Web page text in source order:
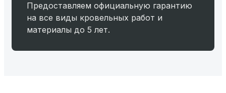
Предоставляем официальную гарантию
на все виды кровельных работ и
материалы до 5 лет.